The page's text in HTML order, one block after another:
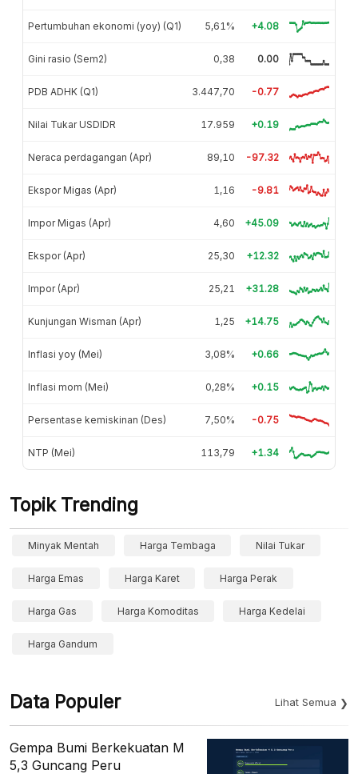
Pertumbuhan ekonomi (yoy) (Q1) 5,61% +4.08
Gini rasio (Sem2) 0,38 0.00
PDB ADHK (Q1) 3.447,70 -0.77
Nilai Tukar USDIDR 17.959 +0.19
Neraca perdagangan (Apr) 89,10 -97.32
Ekspor Migas (Apr) 1,16 -9.81
Impor Migas (Apr) 4,60 +45.09
Ekspor (Apr) 25,30 +12.32
Impor (Apr) 25,21 +31.28
Kunjungan Wisman (Apr) 1,25 +14.75
Inflasi yoy (Mei) 3,08% +0.66
Inflasi mom (Mei) 0,28% +0.15
Persentase kemiskinan (Des) 7,50% -0.75
NTP (Mei) 113,79 +1.34
Topik Trending
Minyak Mentah Harga Tembaga Nilai Tukar
Harga Emas Harga Karet Harga Perak
Harga Gas Harga Komoditas Harga Kedelai
Harga Gandum
Data Populer Lihat Semua
Gempa Bumi Berkekuatan M
5,3 Guncang Peru